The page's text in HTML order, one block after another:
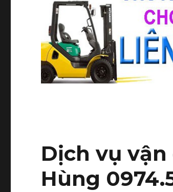
Dịch vụ
Hùng